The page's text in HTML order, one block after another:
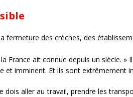
fermeture des crèches, des
France ait connue depuis un siècle. »
et imminent. Et ils sont extrêmement
dois aller au travail, prendre les